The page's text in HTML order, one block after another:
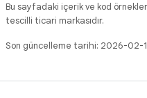
Bu sayfadaki içerik ve kod
tescilli ticari markasıdır.
Son güncelleme tarihi: 2026-02-